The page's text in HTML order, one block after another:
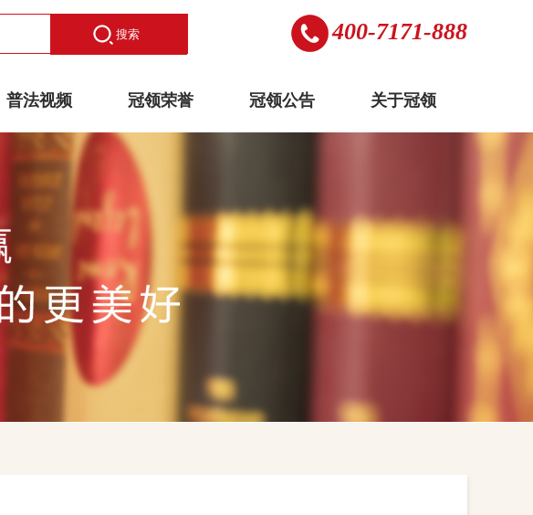
搜索 400-7171-888
普法视频 冠领荣誉 冠领公告 关于冠领